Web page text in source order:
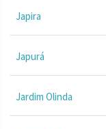
Japira
Japurá
Jardim Olinda